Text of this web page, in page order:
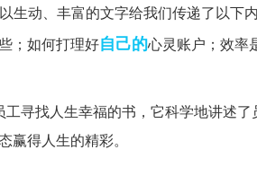
生动、丰富的文字给我们传递了以
；如何打理好自己的心灵账户；效率
寻找人生幸福的书，它科学地讲述
得人生的精彩。